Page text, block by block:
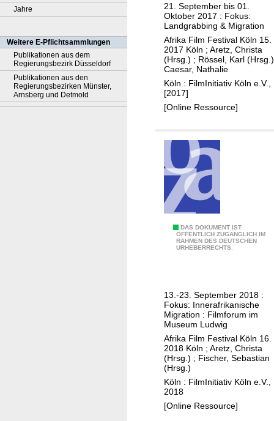
Jahre
Weitere E-Pflichtsammlungen
Publikationen aus dem
Regierungsbezirk Düsseldorf
Publikationen aus den
Regierungsbezirken Münster,
Arnsberg und Detmold
r
i
k
a
F
i
l
m
e
t
v
21. September bis 01.
Oktober 2017 : Fokus:
Landgrabbing & Migration
Afrika Film Festival Köln 15.
2017 Köln ; Aretz, Christa
(Hrsg.) ; Rössel, Karl (Hrsg.)
Caesar, Nathalie
Köln : FilmInitiativ Köln e.V.,
[2017]
[Online Ressource]
DAS DOKUMENT IST
ÖFFENTLICH ZUGÄNGLICH IM
RAHMEN DES DEUTSCHEN
URHEBERRECHTS.
r
i
k
a
F
i
l
m
F
13.-23. September 2018 :
Fokus: Innerafrikanische
Migration : Filmforum im
Museum Ludwig
Afrika Film Festival Köln 16.
2018 Köln ; Aretz, Christa
(Hrsg.) ; Fischer, Sebastian
(Hrsg.)
Köln : FilmInitiativ Köln e.V.,
2018
[Online Ressource]